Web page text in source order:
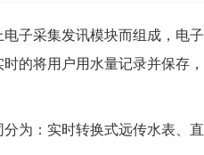
采集发讯模块而组成，电
的将用户用水量记录并保存
：实时转换式远传水表、